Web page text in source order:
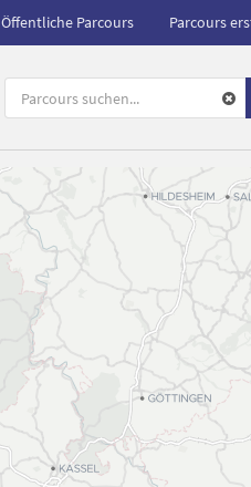
Öffentliche Parcours Parcours